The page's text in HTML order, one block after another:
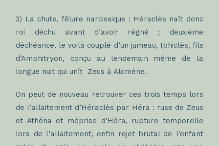
3) La chute, fêlure narcissique : Héraclès naît donc
roi déchu avant d’avoir régné ; deuxième
déchéance, le voilà couplé d’un jumeau, Iphiclès, fils
d’Amphitryon, conçu au lendemain même de la
longue nuit qui unît Zeus à Alcmène.
On peut de nouveau retrouver ces trois temps lors
de l’allaitement d’Héraclès par Héra : ruse de Zeus
et Athéna et méprise d’Héra, rupture temporelle
lors de l’allaitement, enfin rejet brutal de l’enfant